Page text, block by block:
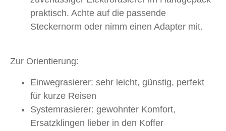
praktisch. Achte auf die passende
Steckernorm oder nimm einen Adapter mit.
Zur Orientierung:
Einwegrasierer: sehr leicht, günstig, perfekt
für kurze Reisen
Systemrasierer: gewohnter Komfort,
Ersatzklingen lieber in den Koffer